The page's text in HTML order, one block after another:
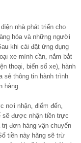
nhà phát triển cho
hóa và những người
khi cài đặt ứng dụng
xe mình cần, nắm bắt
thoại, biển số xe), hành
sẻ thông tin hành trình
hàng.
nơi nhận, điểm đến,
sẽ được nhận tiền trực
đơn hàng vận chuyển
tiền này hãng sẽ trừ